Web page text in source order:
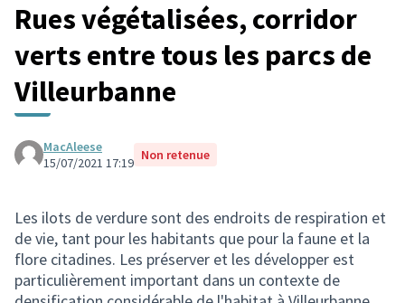
Rues végétalisées, corridor
verts entre tous les parcs de
Villeurbanne
MacAleese
15/07/2021 17:19 Non retenue
Les ilots de verdure sont des endroits de respiration et
de vie, tant pour les habitants que pour la faune et la
flore citadines. Les préserver et les développer est
particulièrement important dans un contexte de